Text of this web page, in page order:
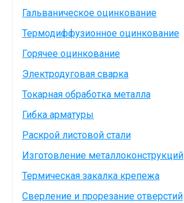
Гальваническое оцинкование
Термодиффузионное оцинкование
Горячее оцинкование
Электродуговая сварка
Токарная обработка металла
Гибка арматуры
Раскрой листовой стали
Изготовление металлоконструкций
Термическая закалка крепежа
Сверление и прорезание отверстий